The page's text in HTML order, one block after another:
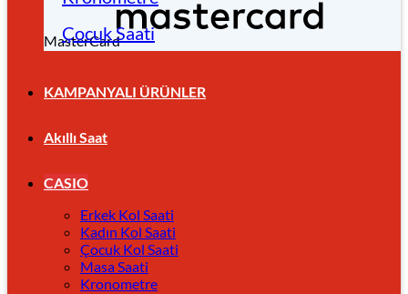
MasterCard
Çocuk Saati
KAMPANYALI ÜRÜNLER
Akıllı Saat
CASIO
Erkek Kol Saati
Kadın Kol Saati
Çocuk Kol Saati
Masa Saati
Kronometre